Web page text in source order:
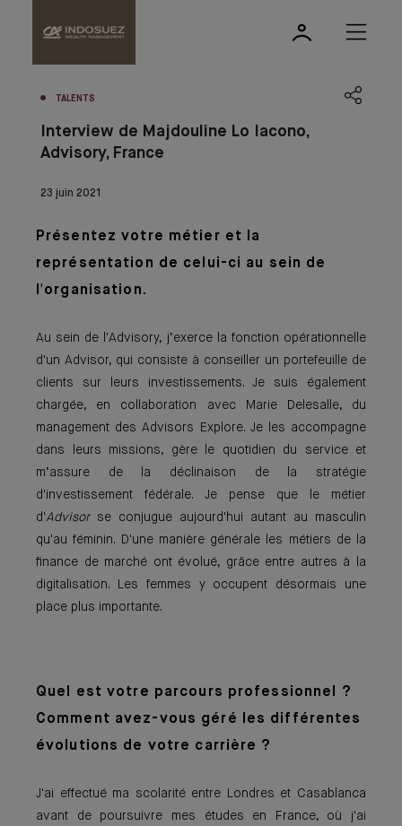
TALENTS
Interview de Majdouline Lo Iacono,
Advisory, France
23 juin 2021
Présentez votre métier et la
représentation de celui-ci au sein de
l'organisation.
Au sein de l'Advisory, j’exerce la fonction opérationnelle
d'un Advisor, qui consiste à conseiller un portefeuille de
clients sur leurs investissements. Je suis également
chargée, en collaboration avec Marie Delesalle, du
management des Advisors Explore. Je les accompagne
dans leurs missions, gère le quotidien du service et
m’assure de la déclinaison de la stratégie
d'investissement fédérale. Je pense que le métier
d'Advisorse conjugue aujourd'hui autant au masculin
qu'au féminin. D'une manière générale les métiers de la
finance de marché ont évolué, grâce entre autres à la
digitalisation. Les femmes y occupent désormais une
place plus importante.
Quel est votre parcours professionnel ?
Comment avez-vous géré les différentes
évolutions de votre carrière ?
J'ai effectué ma scolarité entre Londres et Casablanca
avant de poursuivre mes études en France, où j'ai